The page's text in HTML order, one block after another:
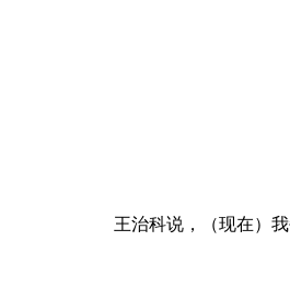
王治科说， （现在）